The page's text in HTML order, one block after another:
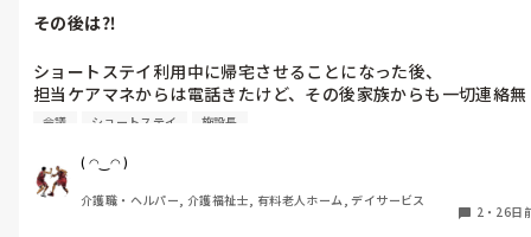
その後は⁈
ショートステイ利用中に帰宅させることになった後、
担当ケアマネからは電話きたけど、その後家族からも一切連絡無
し。デイ利用も無し。
ᕦ(ò_óˇ)ᕤ
ケアマネとのやり取りしてるのか？と聞いたスタッフがいた。答
えはやってないᕦ(ò_óˇ)ᕤ
会議 ショートステイ 施設長
( ◠‿◠ )
介護職・ヘルパー, 介護福祉士, 有料老人ホーム, デイサービス
2 ・ 26日